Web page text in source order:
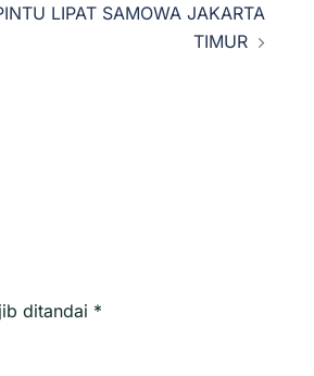
LIPAT SAMOWA JAKARTA
TIMUR
ditandai *